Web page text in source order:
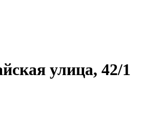
улица, 42/1